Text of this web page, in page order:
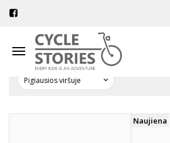
Navigacija
PREKIŲ PAIEŠKA - VAIRO
Pagrindinis Prekių paieška
Naujiena